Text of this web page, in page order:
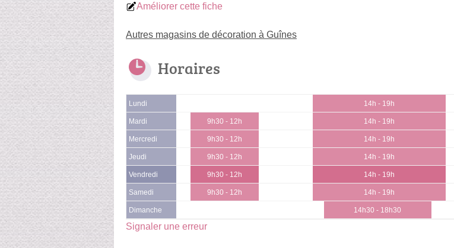
Améliorer cette fiche
Autres magasins de décoration à Guînes
Horaires
Lundi 14h - 19h
Mardi 9h30 - 12h 14h - 19h
Mercredi 9h30 - 12h 14h - 19h
Jeudi 9h30 - 12h 14h - 19h
Vendredi 9h30 - 12h 14h - 19h
Samedi 9h30 - 12h 14h - 19h
Dimanche 14h30 - 18h30
Signaler une erreur